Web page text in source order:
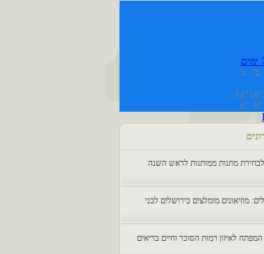
ב' ג'
16°
14°
8°
6°
מתנות ממותגות לראש השנה
מוזיאונים מומלצים בירושלים לבני
לאיזון רמות הסוכר וחיים בריאים